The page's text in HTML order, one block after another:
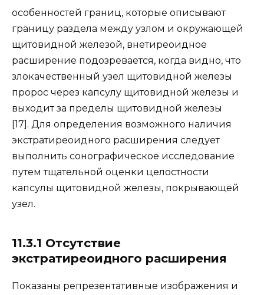
особенностей границ, которые описывают
границу раздела между узлом и окружающей
щитовидной железой, внетиреоидное
расширение подозревается, когда видно, что
злокачественный узел щитовидной железы
пророс через капсулу щитовидной железы и
выходит за пределы щитовидной железы
[17]. Для определения возможного наличия
экстратиреоидного расширения следует
выполнить сонографическое исследование
путем тщательной оценки целостности
капсулы щитовидной железы, покрывающей
узел.
11.3.1 Отсутствие
экстратиреоидного расширения
Показаны репрезентативные изображения и